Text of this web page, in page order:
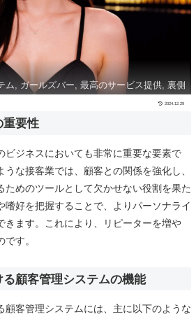
ム, ガールズバー, 最高のサービス提供, 裏側
2024.12.29
重要性
ビジネスにおいても非常に重要な要素で
な接客業では、顧客との関係を強化し、
ためのツールとして欠かせない役割を果た
嗜好を把握することで、よりパーソナライ
きます。これにより、リピーターを増や
す。
顧客管理システムの機能
顧客管理システムには、主に以下のような